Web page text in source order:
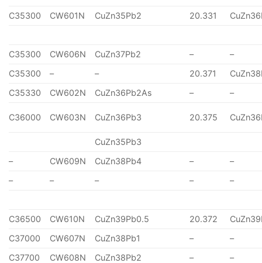
C35300 CW601N CuZn35Pb2 20.331
C35300 CW606N CuZn37Pb2 –
–
C35300
– – 20.371
C35330
CW602N CuZn36Pb2As – –
C36000 CW603N CuZn36Pb3 20.375
CuZn35Pb3
–
CW609N CuZn38Pb4 –
–
–
– – – –
C36500 CW610N CuZn39Pb0.5 20.372
C37000
CW607N CuZn38Pb1 –
–
C37700
CW608N CuZn38Pb2 –
–